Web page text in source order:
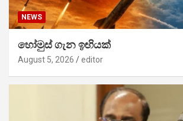
NEWS
හෝමුස් ගැන ඉඟියක්
August 5, 2026 editor